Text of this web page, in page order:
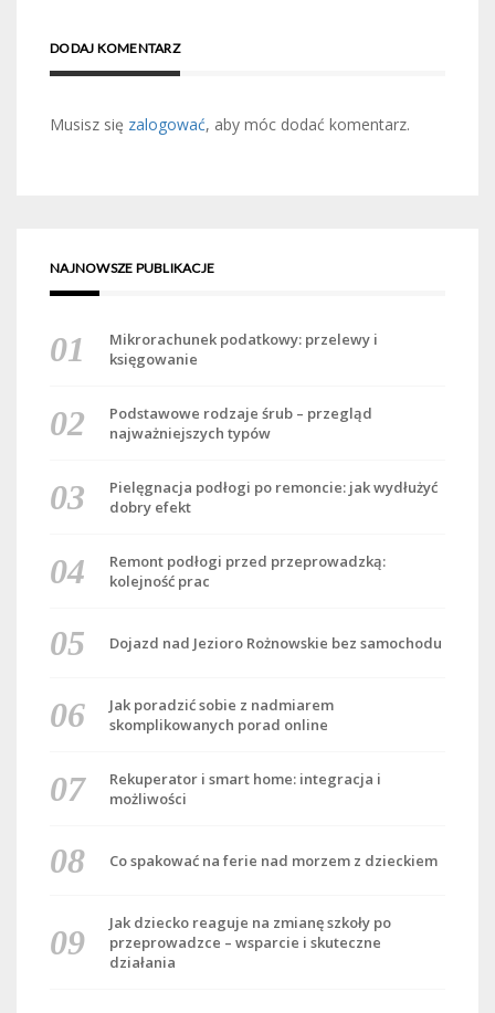
DODAJ KOMENTARZ
Musisz się zalogować, aby móc dodać komentarz.
NAJNOWSZE PUBLIKACJE
Mikrorachunek podatkowy: przelewy i
księgowanie
Podstawowe rodzaje śrub – przegląd
najważniejszych typów
Pielęgnacja podłogi po remoncie: jak wydłużyć
dobry efekt
Remont podłogi przed przeprowadzką:
kolejność prac
Dojazd nad Jezioro Rożnowskie bez samochodu
Jak poradzić sobie z nadmiarem
skomplikowanych porad online
Rekuperator i smart home: integracja i
możliwości
Co spakować na ferie nad morzem z dzieckiem
Jak dziecko reaguje na zmianę szkoły po
przeprowadzce – wsparcie i skuteczne
działania